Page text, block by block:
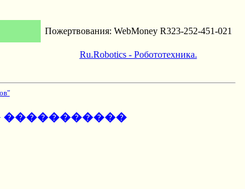
Пожертвования: WebMoney R323-252-451-021
Ru.Robotics - Робототехника.
�����������